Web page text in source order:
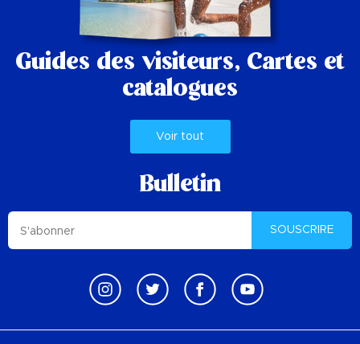
Guides des visiteurs, Cartes et
catalogues
Voir tout
Bulletin
SOUSCRIRE